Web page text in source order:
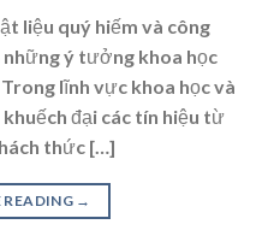
liệu quý hiếm và công
ý tưởng khoa học
lĩnh vực khoa học và
đại các tín hiệu từ
thức […]
→